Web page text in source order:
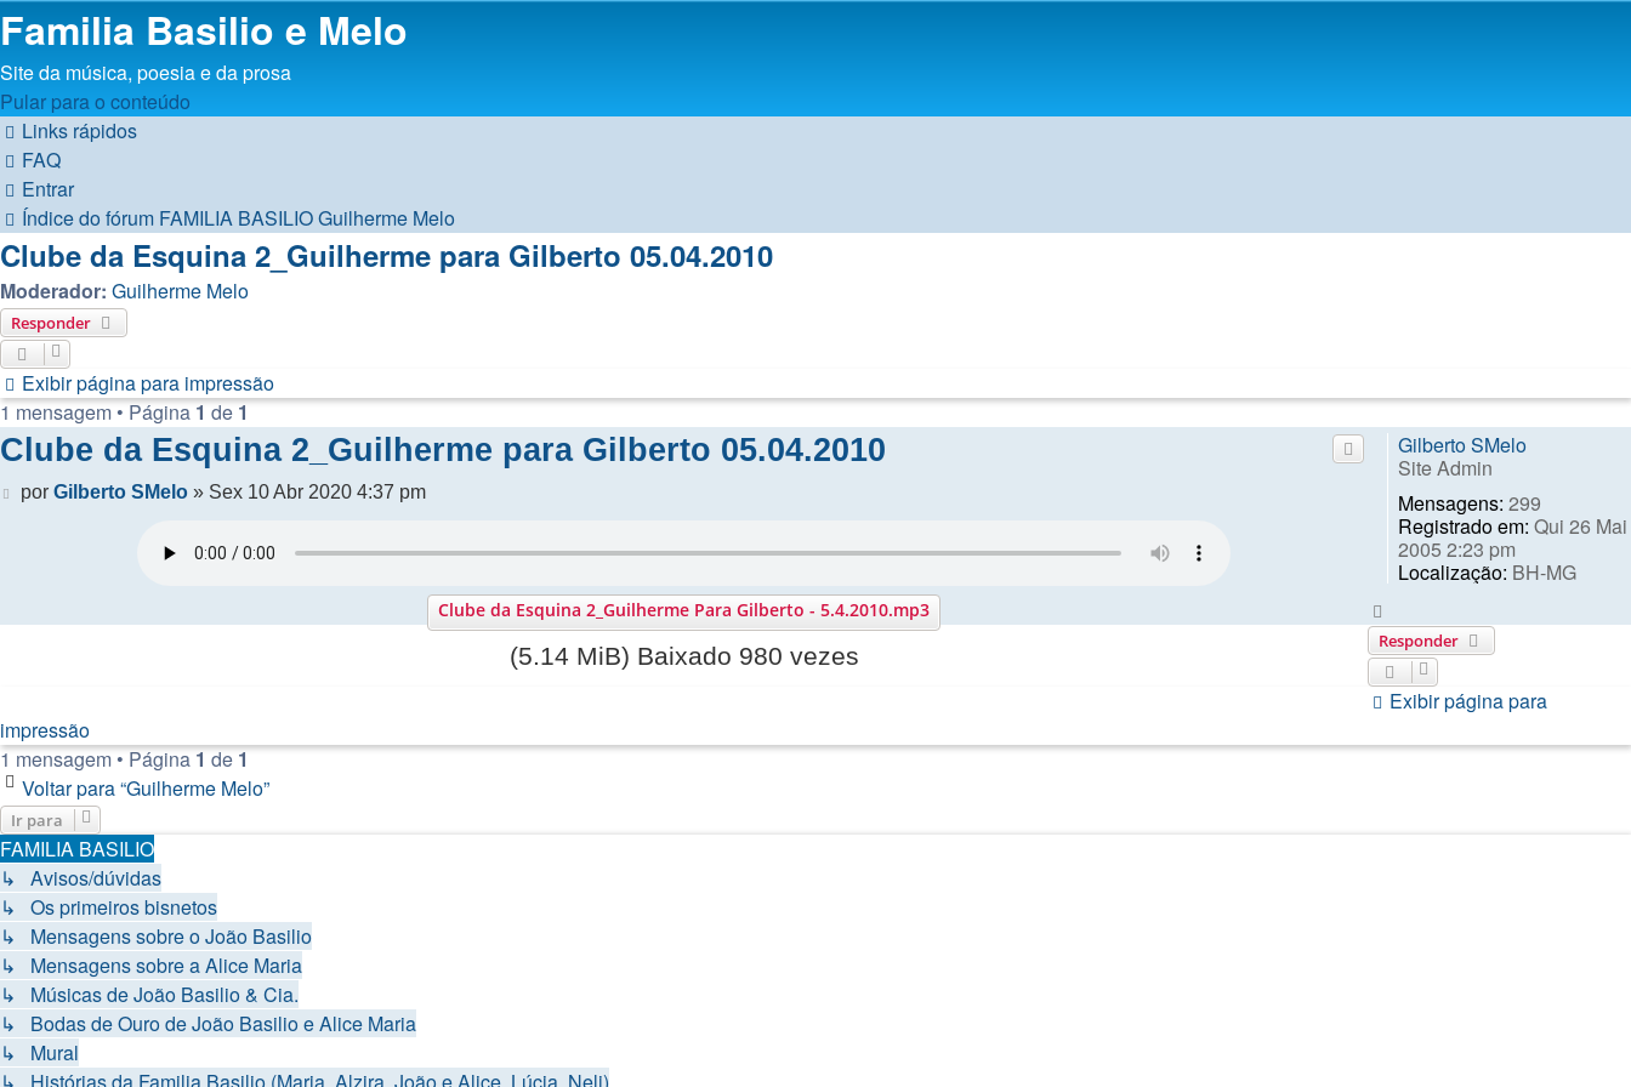
Familia Basilio e Melo
Site da música, poesia e da prosa
Pular para o conteúdo
Links rápidos
FAQ
Entrar
Índice do fórum FAMILIA BASILIOGuilherme Melo
Clube da Esquina 2_Guilherme para Gilberto 05.04.2010
Moderador: Guilherme Melo
Responder
Exibir página para impressão
1 mensagem • Página 1 de 1
Gilberto SMelo
Site Admin
Mensagens: 299
Registrado em: Qui 26 Mai
2005 2:23 pm
Localização: BH-MG
Clube da Esquina 2_Guilherme para Gilberto 05.04.2010
Mensagem
por Gilberto SMelo» Sex 10 Abr 2020 4:37 pm
Clube da Esquina 2_Guilherme Para Gilberto - 5.4.2010.mp3
(5.14 MiB) Baixado 980 vezes
ao
topo
Responder
Exibir página para
impressão
1 mensagem • Página 1 de 1
Voltar para “Guilherme Melo”
Ir para
FAMILIA BASILIO
↳ Avisos/dúvidas
↳ Os primeiros bisnetos
↳ Mensagens sobre o João Basilio
↳ Mensagens sobre a Alice Maria
↳ Músicas de João Basilio & Cia.
↳ Bodas de Ouro de João Basilio e Alice Maria
↳ Mural